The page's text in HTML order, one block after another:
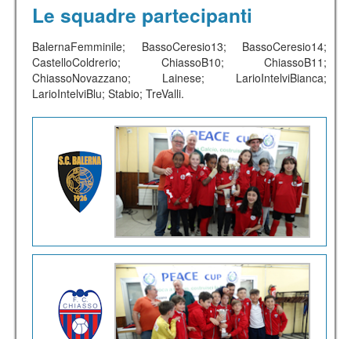
Le squadre partecipanti
BalernaFemminile; BassoCeresio13; BassoCeresio14;
CastelloColdrerio; ChiassoB10; ChiassoB11;
ChiassoNovazzano; Lainese; LarioIntelviBianca;
LarioIntelviBlu; Stabio; TreValli.